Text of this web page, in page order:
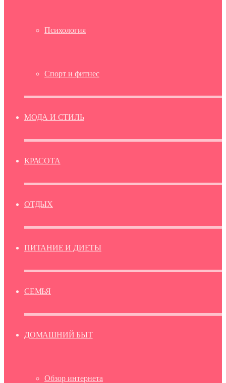
Психология
Спорт и фитнес
МОДА И СТИЛЬ
КРАСОТА
ОТДЫХ
ПИТАНИЕ И ДИЕТЫ
СЕМЬЯ
ДОМАШНИЙ БЫТ
Обзор интернета